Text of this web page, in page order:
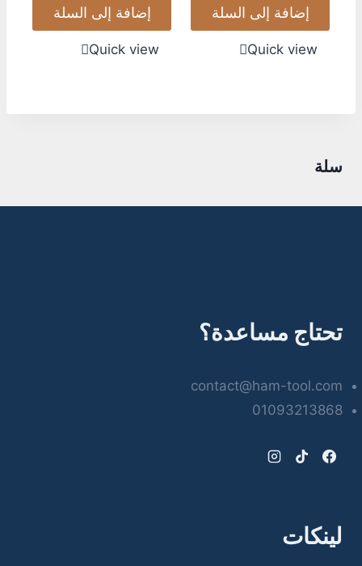
إضافة إلى السلة
Quick view
إضافة إلى السلة
Quick view
سلة
تحتاج مساعدة؟
contact@ham-tool.com
01093213868
لينكات